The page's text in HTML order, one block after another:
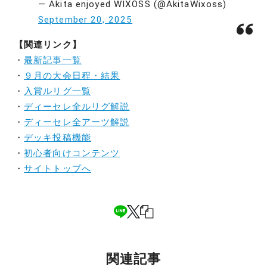
— Akita enjoyed WIXOSS (@AkitaWixoss)
September 20, 2025
【関連リンク】
・最新記事一覧
・ ９月の大会日程・結果
・ 入賞ルリグ一覧
・ ディーセレ全ルリグ解説
・ ディーセレ全アーツ解説
・ デッキ投稿機能
・初心者向けコンテンツ
・サイトトップへ
関連記事